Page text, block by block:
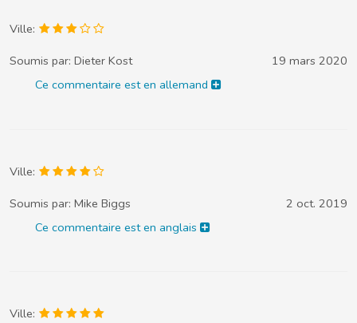
Ville:
Soumis par: Dieter Kost
19 mars 2020
Ce commentaire est en allemand
Ville:
Soumis par: Mike Biggs
2 oct. 2019
Ce commentaire est en anglais
Ville: